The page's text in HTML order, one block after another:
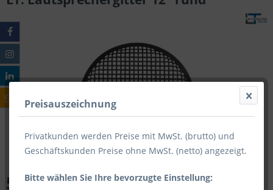
5,95 € *
Preisauszeichnung
Privatkunden werden Preise mit MwSt. (brutto) und
Geschäftskunden Preise ohne MwSt. (netto) angezeigt.
Bitte wählen Sie Ihre bevorzugte Einstellung: